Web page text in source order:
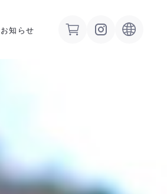
お知らせ